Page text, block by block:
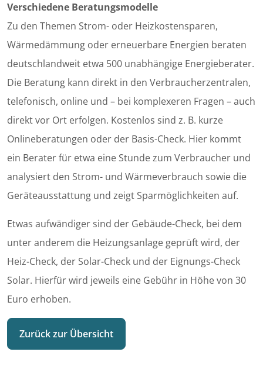
Verschiedene Beratungsmodelle
Zu den Themen Strom- oder Heizkostensparen,
Wärmedämmung oder erneuerbare Energien beraten
deutschlandweit etwa 500 unabhängige Energieberater.
Die Beratung kann direkt in den Verbraucherzentralen,
telefonisch, online und – bei komplexeren Fragen – auch
direkt vor Ort erfolgen. Kostenlos sind z. B. kurze
Onlineberatungen oder der Basis-Check. Hier kommt
ein Berater für etwa eine Stunde zum Verbraucher und
analysiert den Strom- und Wärmeverbrauch sowie die
Geräteausstattung und zeigt Sparmöglichkeiten auf.
Etwas aufwändiger sind der Gebäude-Check, bei dem
unter anderem die Heizungsanlage geprüft wird, der
Heiz-Check, der Solar-Check und der Eignungs-Check
Solar. Hierfür wird jeweils eine Gebühr in Höhe von 30
Euro erhoben.
Zurück zur Übersicht